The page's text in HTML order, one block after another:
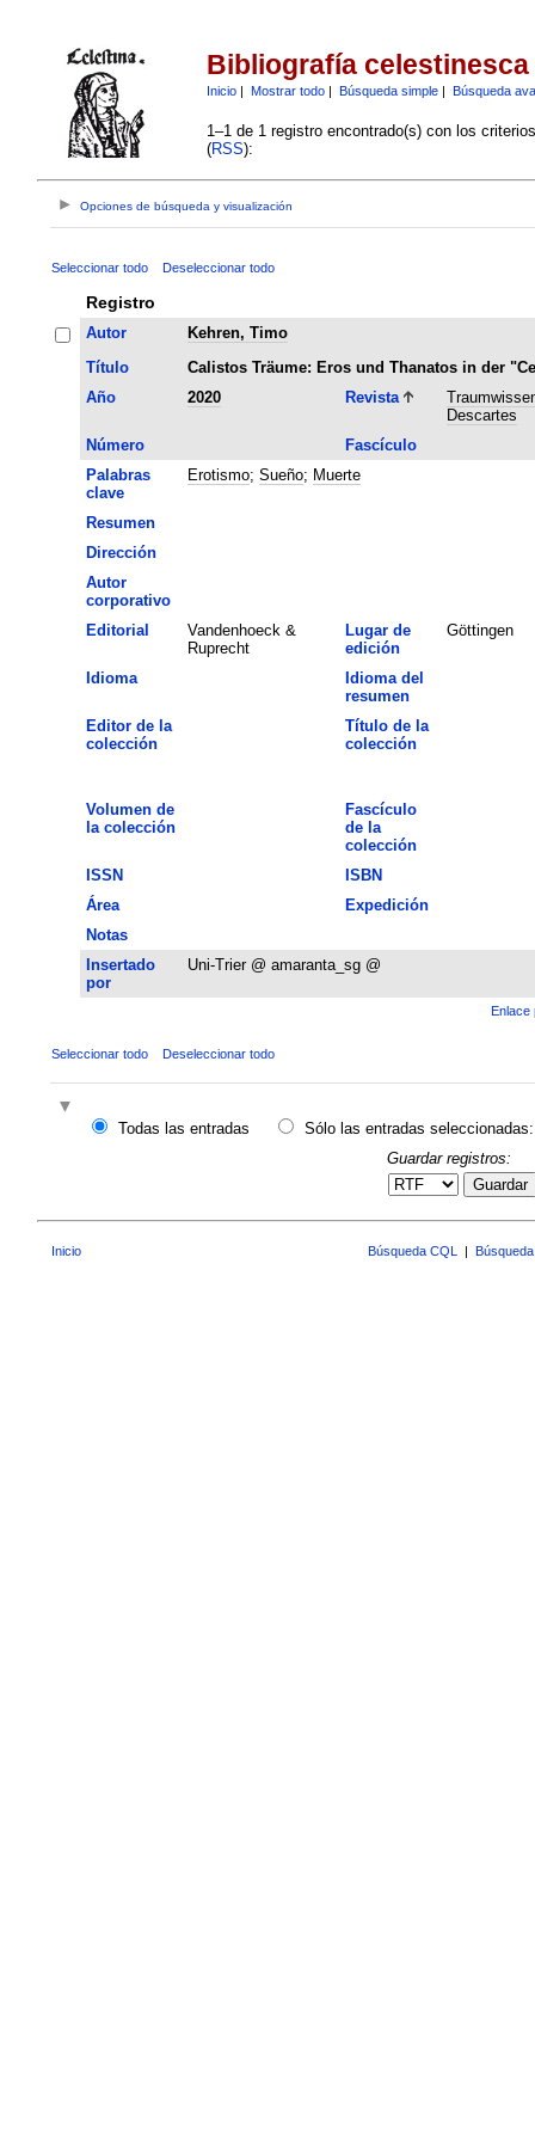
Bibliografía celestinesca
Inicio| Mostrar todo| Búsqueda simple| Búsqueda
1–1 de 1 registro encontrado(s) con los
(RSS):
Opciones de búsqueda y visualización
Seleccionar todo Deseleccionar todo
Registro
Autor
Kehren, Timo
Título
Calistos Träume: Eros und Thanatos in der
Año
2020 Revista
Descartes
Número
Fascículo
Palabras
clave
Erotismo; Sueño; Muerte
Resumen
Dirección
Autor
corporativo
Editorial
Vandenhoeck &
Ruprecht
Lugar de
edición
Göttingen
Idioma
Idioma del
resumen
Editor de la
colección
Título de la
colección
Volumen de
la colección
Fascículo
de la
colección
ISSN
ISBN
Área
Expedición
Notas
Insertado
por
Uni-Trier @ amaranta_sg @
Enlace
Seleccionar todo Deseleccionar todo
Todas las entradas
Sólo las entradas seleccionadas:
Guardar registros:
Guardar
Inicio Búsqueda CQL